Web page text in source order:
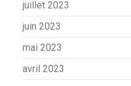
juillet 2023
juin 2023
mai 2023
avril 2023